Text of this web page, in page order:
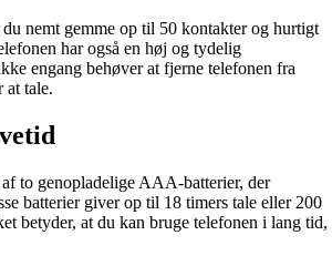
nemt gemme op til 50 kontakter og hurtigt
har også en høj og tydelig
engang behøver at fjerne telefonen fra
at tale.
to genopladelige AAA-batterier, der
batterier giver op til 18 timers tale eller 200
betyder, at du kan bruge telefonen i lang tid,